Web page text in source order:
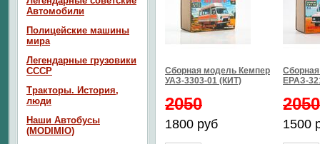
Сборная модель Кемпер
УАЗ-3303-01 (КИТ)
2050
1800 руб
ЕРАЗ-
2050
1500
Автомобили
Полицейские машины
мира
Легендарные грузовики
СССР
Тракторы. История,
люди
Наши Автобусы
(MODIMIO)